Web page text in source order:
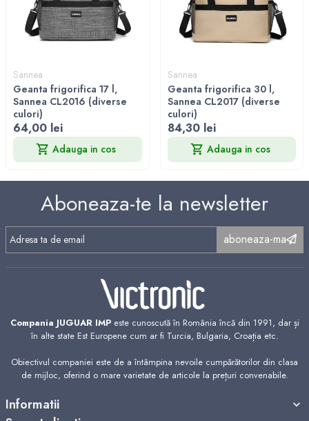
Sannea
Geanta frigorifica 17 l,
Sannea CL2016 (diverse
culori)
64,00 lei
Adauga in cos
Sannea
Geanta frigorifica 30 l,
Sannea CL2017 (diverse
culori)
84,30 lei
Adauga in cos
Aboneaza-te la newsletter
aboneaza-ma
Compania JUGUAR IMPeste cunoscută în România încă din 1991, dar și
în alte state Est Europene cum ar fi Turcia, Bulgaria, Croația etc.
Obiectivul companiei este de a întâmpina nevoile cumpărătorilor din clasa
de mijloc, oferind o mare varietate de articole la prețuri convenabile.
Informatii